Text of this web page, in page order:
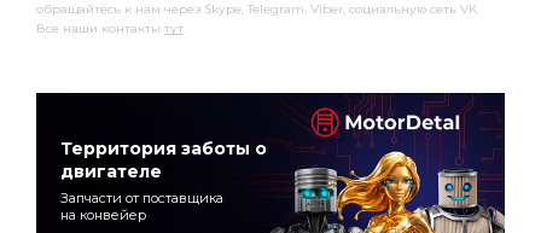
обращайтесь к нам через Skype, Telegram, Viber, социальную сеть VK.
Все наши контакты тут.
Территория заботы о
двигателе
Запчасти от поставщика
на конвейер